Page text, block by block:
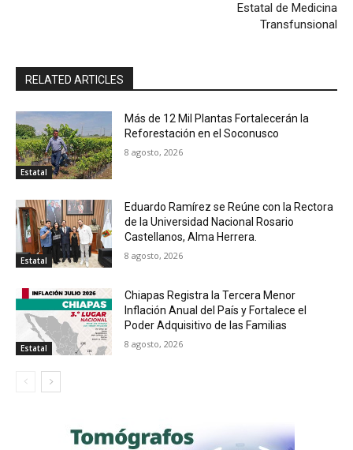
Estatal de Medicina
Transfunsional
RELATED ARTICLES
Estatal
Más de 12 Mil Plantas Fortalecerán la
Reforestación en el Soconusco
8 agosto, 2026
Estatal
Eduardo Ramírez se Reúne con la Rectora
de la Universidad Nacional Rosario
Castellanos, Alma Herrera.
8 agosto, 2026
Estatal
Chiapas Registra la Tercera Menor
Inflación Anual del País y Fortalece el
Poder Adquisitivo de las Familias
8 agosto, 2026